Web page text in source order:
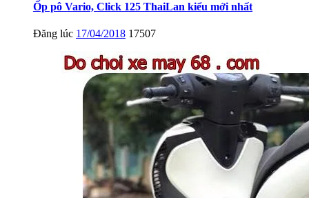
Ốp pô Vario, Click 125 ThaiLan kiểu mới nhất
Đăng lúc 17/04/2018 17507